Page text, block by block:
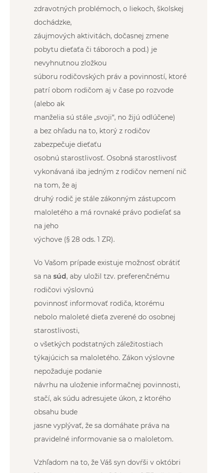
zdravotných problémoch, o liekoch, školskej
dochádzke,
záujmových aktivitách, dočasnej zmene
pobytu dieťaťa či táboroch a pod.) je
nevyhnutnou zložkou
súboru rodičovských práv a povinností, ktoré
patrí obom rodičom aj v čase po rozvode
(alebo ak
manželia sú stále „svoji“, no žijú odlúčene)
a bez ohľadu na to, ktorý z rodičov
zabezpečuje dieťaťu
osobnú starostlivosť. Osobná starostlivosť
vykonávaná iba jedným z rodičov nemení nič
na tom, že aj
druhý rodič je stále zákonným zástupcom
maloletého a má rovnaké právo podieľať sa
na jeho
výchove (§ 28 ods. 1 ZR).
Vo Vašom prípade existuje možnosť obrátiť
sa na súd, aby uložil tzv. preferenčnému
rodičovi výslovnú
povinnosť informovať rodiča, ktorému
nebolo maloleté dieťa zverené do osobnej
starostlivosti,
o všetkých podstatných záležitostiach
týkajúcich sa maloletého. Zákon výslovne
nepožaduje podanie
návrhu na uloženie informačnej povinnosti,
stačí, ak súdu adresujete úkon, z ktorého
obsahu bude
jasne vyplývať, že sa domáhate práva na
pravidelné informovanie sa o maloletom.
Vzhľadom na to, že Váš syn dovŕši v októbri